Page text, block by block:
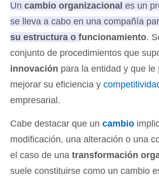
Un cambio organizacional es un
se lleva a cabo en una compañía
su estructura o funcionamiento.
conjunto de procedimientos que
innovación para la entidad y que le
mejorar su eficiencia y
empresarial.
Cabe destacar que un cambio
modificación, una alteración o una
el caso de una transformación
suele constituirse como un cambio